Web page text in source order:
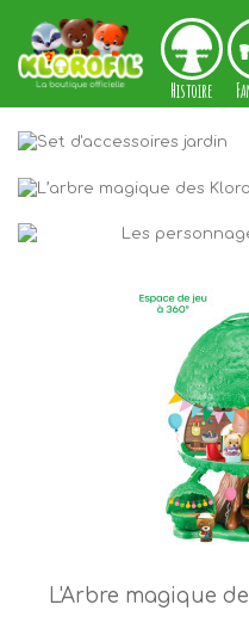
Histoire
L'Arbre magique